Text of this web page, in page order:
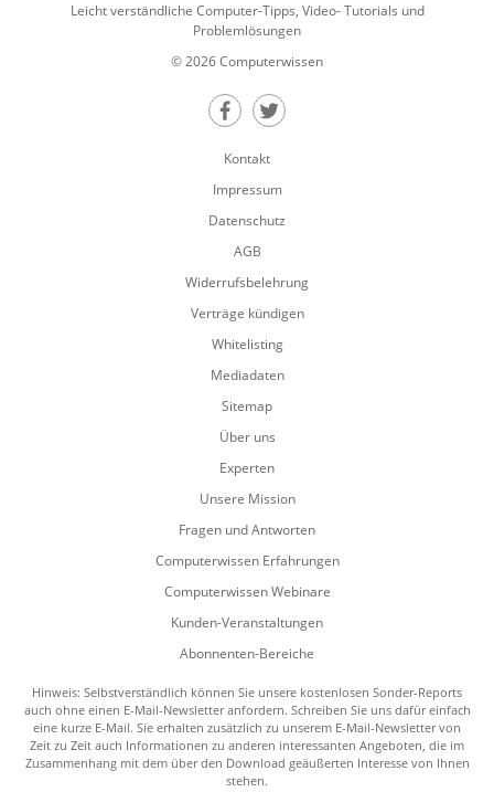
Leicht verständliche Computer-Tipps, Video- Tutorials und
Problemlösungen
© 2026 Computerwissen
Teilen auf Facebook
Teilen auf Twitter
Kontakt
Impressum
Datenschutz
AGB
Widerrufsbelehrung
Verträge kündigen
Whitelisting
Mediadaten
Sitemap
Über uns
Experten
Unsere Mission
Fragen und Antworten
Computerwissen Erfahrungen
Computerwissen Webinare
Kunden-Veranstaltungen
Abonnenten-Bereiche
Hinweis: Selbstverständlich können Sie unsere kostenlosen Sonder-Reports
auch ohne einen E-Mail-Newsletter anfordern. Schreiben Sie uns dafür einfach
eine kurze E-Mail. Sie erhalten zusätzlich zu unserem E-Mail-Newsletter von
Zeit zu Zeit auch Informationen zu anderen interessanten Angeboten, die im
Zusammenhang mit dem über den Download geäußerten Interesse von Ihnen
stehen.